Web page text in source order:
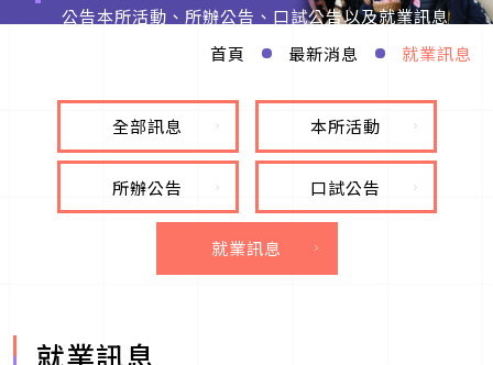
公告本所活動、所辦公告、口試公告以及就業訊息
首頁
最新消息 就業訊息
全部訊息 本所活動
所辦公告 口試公告
就業訊息
就業訊息